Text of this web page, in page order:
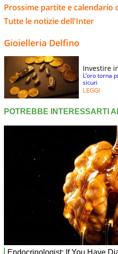
Prossime partite e calendario
Tutte le notizie dell'Inter
Gioielleria Delfino
Investire
L’oro torna
sicuri
LEGGI